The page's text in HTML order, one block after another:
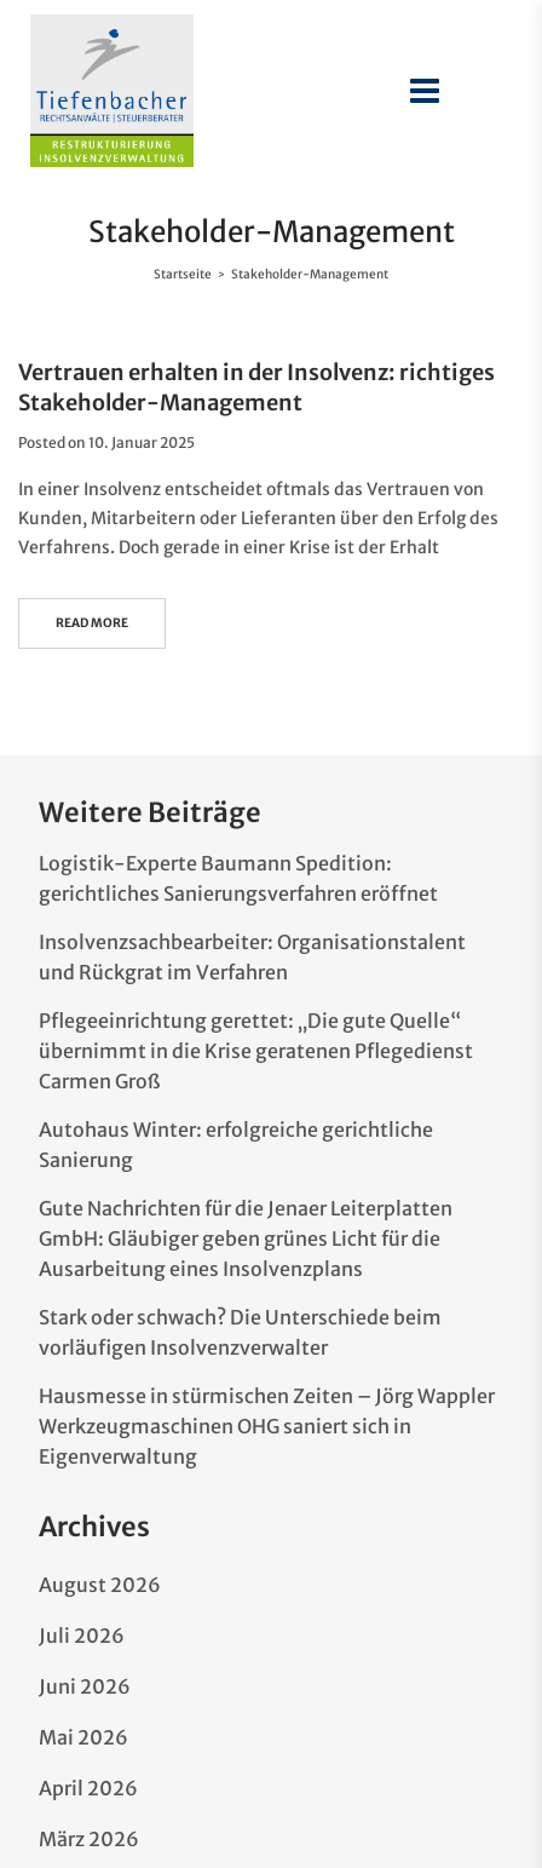
Stakeholder-Management
Startseite > Stakeholder-Management
Vertrauen erhalten in der Insolvenz: richtiges
Stakeholder-Management
Posted on 10. Januar 2025
In einer Insolvenz entscheidet oftmals das Vertrauen von
Kunden, Mitarbeitern oder Lieferanten über den Erfolg des
Verfahrens. Doch gerade in einer Krise ist der Erhalt
READ MORE
Weitere Beiträge
Logistik-Experte Baumann Spedition:
gerichtliches Sanierungsverfahren eröffnet
Insolvenzsachbearbeiter: Organisationstalent
und Rückgrat im Verfahren
Pflegeeinrichtung gerettet: „Die gute Quelle“
übernimmt in die Krise geratenen Pflegedienst
Carmen Groß
Autohaus Winter: erfolgreiche gerichtliche
Sanierung
Gute Nachrichten für die Jenaer Leiterplatten
GmbH: Gläubiger geben grünes Licht für die
Ausarbeitung eines Insolvenzplans
Stark oder schwach? Die Unterschiede beim
vorläufigen Insolvenzverwalter
Hausmesse in stürmischen Zeiten – Jörg Wappler
Werkzeugmaschinen OHG saniert sich in
Eigenverwaltung
Archives
August 2026
Juli 2026
Juni 2026
Mai 2026
April 2026
März 2026